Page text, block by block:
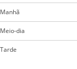
Manhã
Meio-dia
Tarde